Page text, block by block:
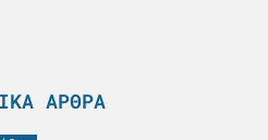
ΆΡΘΡΑ